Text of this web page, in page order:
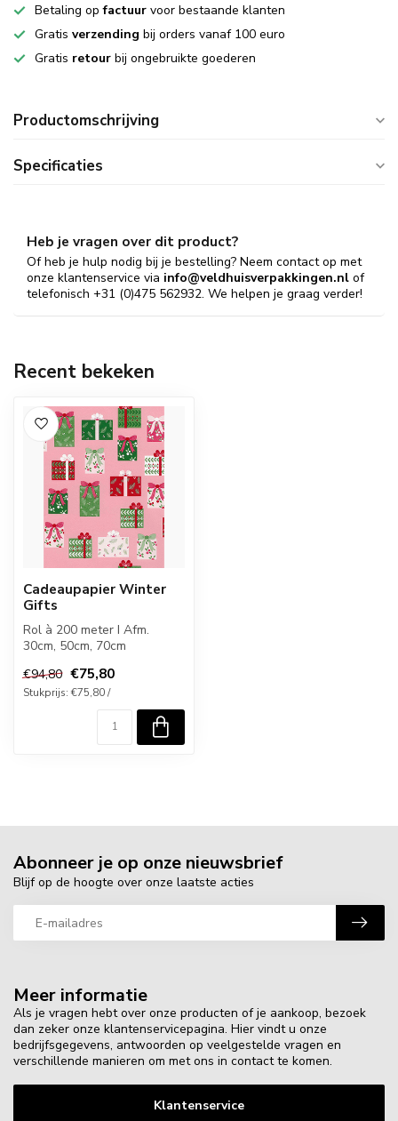
Betaling opfactuur voor bestaande klanten
Gratis verzending bij orders vanaf 100 euro
Gratis retour bij ongebruikte goederen
Productomschrijving
Specificaties
Heb je vragen over dit product?
Of heb je hulp nodig bij je bestelling? Neem contact op met
onze klantenservice via info@veldhuisverpakkingen.nl of
telefonisch +31 (0)475 562932. We helpen je graag verder!
Recent bekeken
Cadeaupapier Winter
Gifts
Rol à 200 meter I Afm.
30cm, 50cm, 70cm
€94,80 €75,80
Stukprijs: €75,80 /
Meer informatie
Als je vragen hebt over onze producten of je aankoop, bezoek
dan zeker onze klantenservicepagina. Hier vindt u onze
bedrijfsgegevens, antwoorden op veelgestelde vragen en
verschillende manieren om met ons in contact te komen.
Klantenservice
Abonneer je op onze nieuwsbrief
Blijf op de hoogte over onze laatste acties